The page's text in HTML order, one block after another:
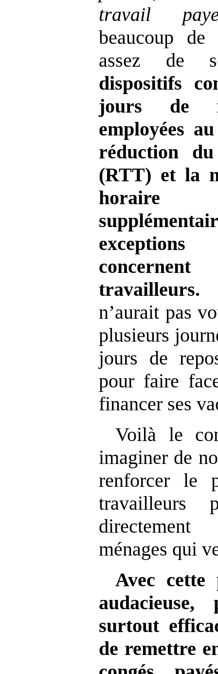
travail
beaucoup
assez de
dispositifs
jours de
employées
réduction
(RTT) et la
horaire
n’aurait pas
plusieurs
jours de
pour faire
financer ses
Voilà le
imaginer de
renforcer le
travailleurs
ménages qui
Avec cette
audacieuse,
surtout
de remettre